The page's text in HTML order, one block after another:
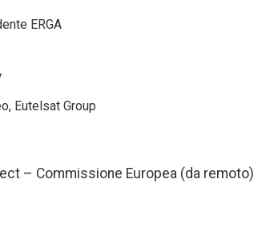
ERGA
Eutelsat Group
– Commissione Europea (da remoto)